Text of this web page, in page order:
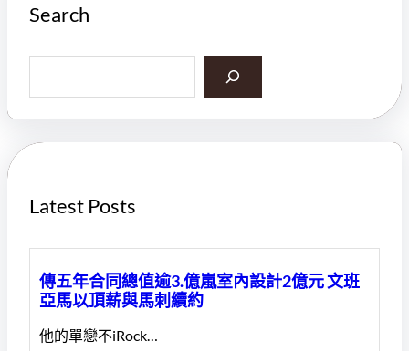
Search
a
h
Latest Posts
傳五年合同總值逾3.億嵐室內設計2億元 文班
亞馬以頂薪與馬刺續約
他的單戀不iRock…